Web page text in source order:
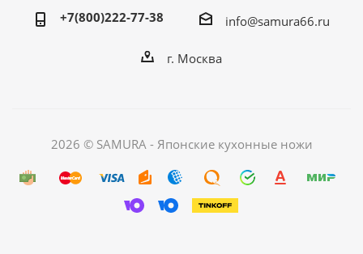
+7(800)222-77-38 info@samura66.ru
г. Москва
2026 © SAMURA - Японские кухонные ножи